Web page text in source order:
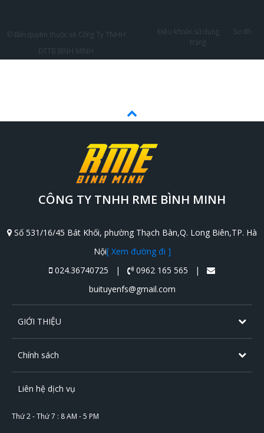
© Bản quyền thuộc về Công Ty TNHH
ĐTTB BÌNH MINH
Điều khoản sử dụng
Sơ đồ
trang
CÔNG TY TNHH RME BÌNH MINH
Số 531/16/45 Bát Khối, phường Thạch Bàn,Q. Long Biên,TP. Hà
Nội[ Xem đường đi ]
024.36740725 |
0962 165 565 |
buituyenfs@gmail.com
GIỚI THIỆU
Chính sách
Liên hệ dịch vụ
Thứ 2 - Thứ 7 : 8 AM - 5 PM